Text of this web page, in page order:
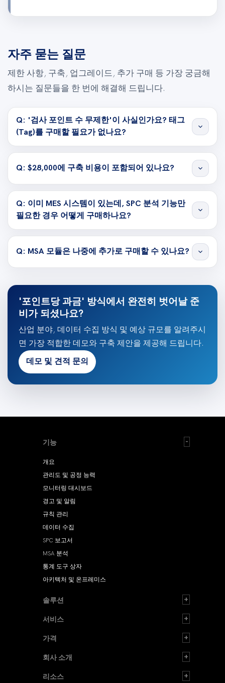
자주 묻는 질문
제한 사항, 구축, 업그레이드, 추가 구매 등 가장 궁금해
하시는 질문들을 한 번에 해결해 드립니다.
Q: '검사 포인트 수 무제한'이 사실인가요? 태그
(Tag)를 구매할 필요가 없나요?
expand_more
Q: $28,000에 구축 비용이 포함되어 있나요? expand_more
Q: 이미 MES 시스템이 있는데, SPC 분석 기능만
필요한 경우 어떻게 구매하나요?
expand_more
Q: MSA 모듈은 나중에 추가로 구매할 수 있나요? expand_more
'포인트당 과금' 방식에서 완전히 벗어날 준
비가 되셨나요?
산업 분야, 데이터 수집 방식 및 예상 규모를 알려주시
면 가장 적합한 데모와 구축 제안을 제공해 드립니다.
데모 및 견적 문의
기능
개요
관리도 및 공정 능력
모니터링 대시보드
경고 및 알림
규칙 관리
데이터 수집
SPC 보고서
MSA 분석
통계 도구 상자
아키텍처 및 온프레미스
솔루션
서비스
가격
회사 소개
리소스